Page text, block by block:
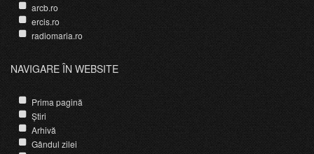
arcb.ro
ercis.ro
radiomaria.ro
NAVIGARE ÎN WEBSITE
Prima pagină
Știri
Arhivă
Gândul zilei